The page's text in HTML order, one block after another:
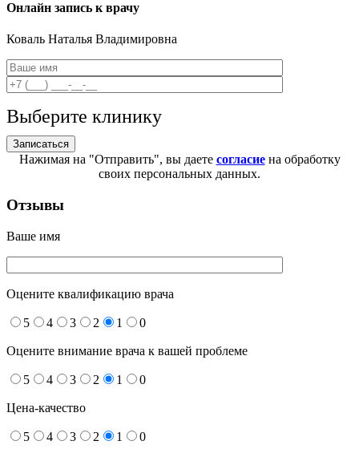
Онлайн запись к врачу
Коваль Наталья Владимировна
Выберите клинику
Нажимая на "Отправить", вы даете согласиена обработку
своих персональных данных.
Отзывы
Ваше имя
Оцените квалификацию врача
5 4 3 2 1 0
Оцените внимание врача к вашей проблеме
5 4 3 2 1 0
Цена-качество
5 4 3 2 1
0